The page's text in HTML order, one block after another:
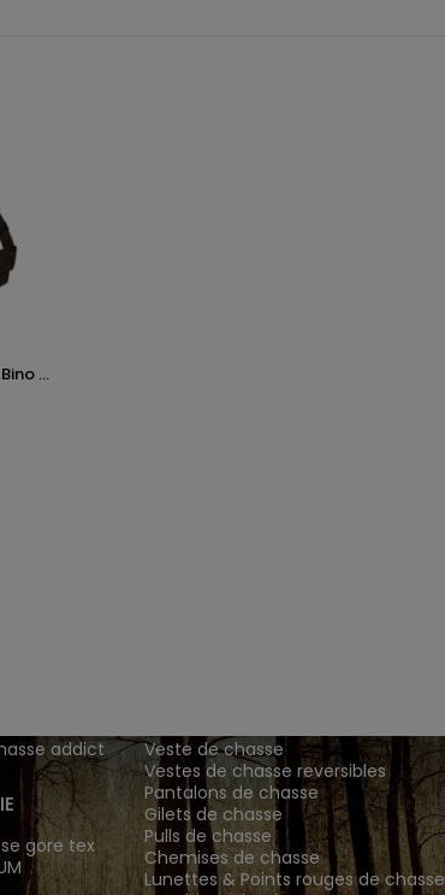
...
addict
gore tex
Veste de chasse
Vestes de chasse reversibles
Pantalons de chasse
Gilets de chasse
Pulls de chasse
Chemises de chasse
Lunettes & Points rouges de chasse